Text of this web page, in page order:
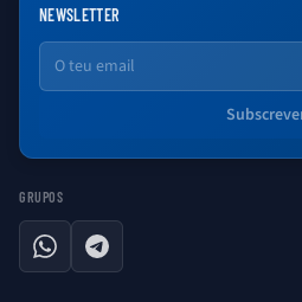
NEWSLETTER
Email
GRUPOS
WhatsAppTelegram